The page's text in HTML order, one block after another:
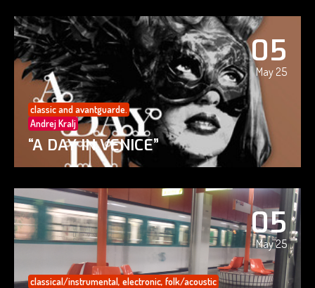
05
May 25
classic and avantguarde.
Andrej Kralj
“A DAY IN VENICE”
05
May 25
classical/instrumental, electronic, folk/acoustic